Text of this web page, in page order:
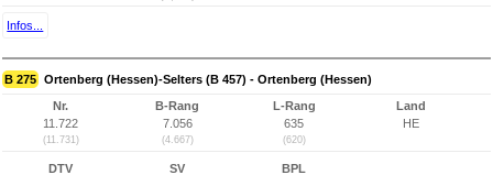
Infos...
B 275 Ortenberg (Hessen)-Selters (B 457) - Ortenberg (Hessen)
Nr.
11.722
(11.731)
B-Rang
7.056
(4.667)
L-Rang
635
(620)
Land
HE
DTV
SV
BPL